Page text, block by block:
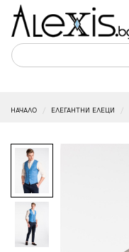
НАЧАЛО ЕЛЕГАНТНИ ЕЛЕЦИ